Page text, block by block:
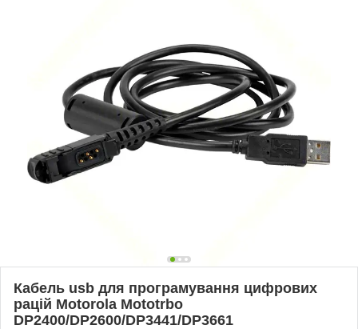
Кабель usb для програмування цифрових
рацій Motorola Mototrbo
DP2400/DP2600/DP3441/DP3661